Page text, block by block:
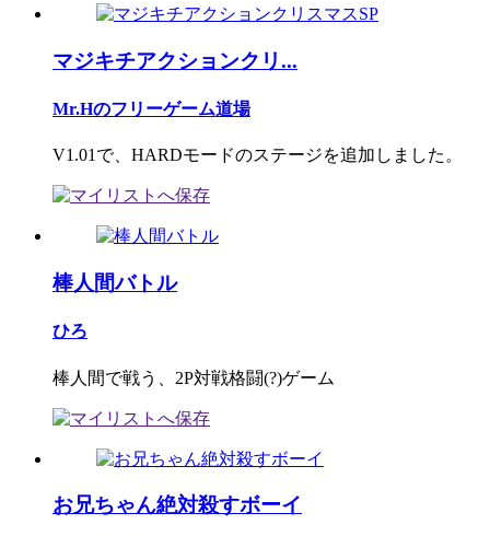
マジキチアクションクリ...
Mr.Hのフリーゲーム道場
V1.01で、HARDモードのステージを追加しました。
棒人間バトル
ひろ
棒人間で戦う、2P対戦格闘(?)ゲーム
お兄ちゃん絶対殺すボーイ